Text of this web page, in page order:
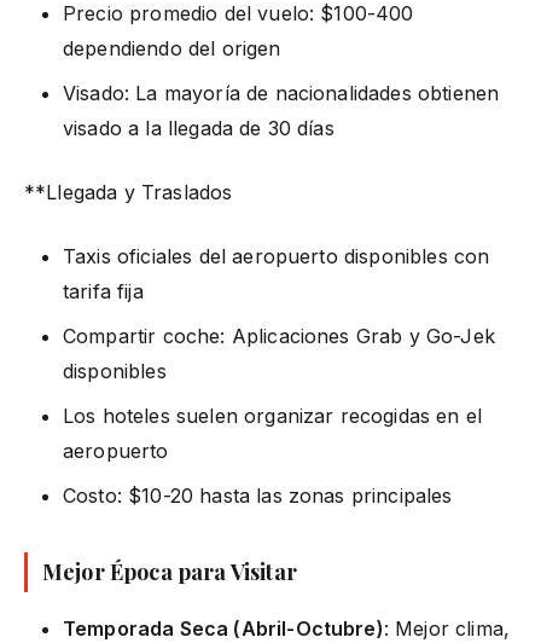
Precio promedio del vuelo: $100-400
dependiendo del origen
Visado: La mayoría de nacionalidades obtienen
visado a la llegada de 30 días
**Llegada y Traslados
Taxis oficiales del aeropuerto disponibles con
tarifa fija
Compartir coche: Aplicaciones Grab y Go-Jek
disponibles
Los hoteles suelen organizar recogidas en el
aeropuerto
Costo: $10-20 hasta las zonas principales
Mejor Época para Visitar
Temporada Seca (Abril-Octubre): Mejor clima,